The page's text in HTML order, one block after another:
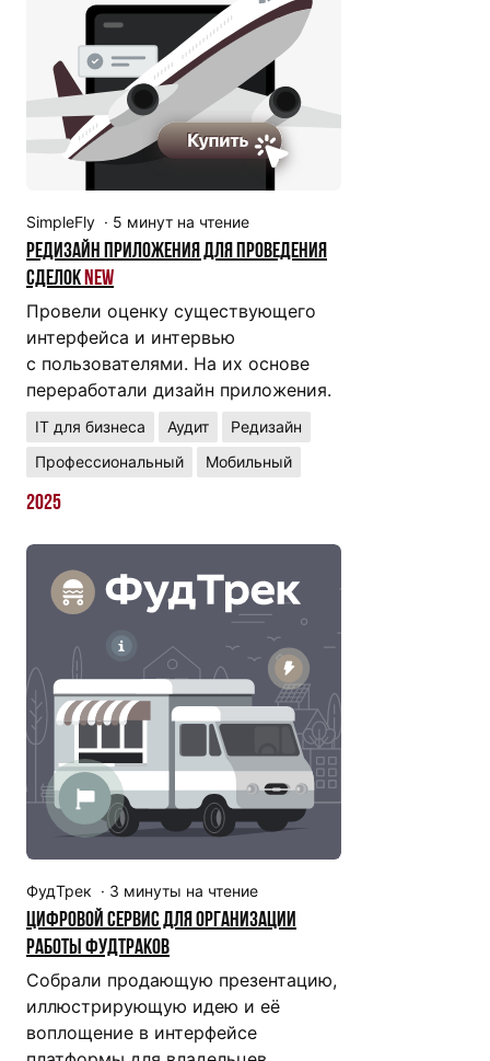
SimpleFly · 5 минут на чтение
Редизайн приложения для проведения
сделокNew
Провели оценку существующего
интерфейса и интервью
с пользователями. На их основе
переработали дизайн приложения.
IT для бизнеса Аудит
Редизайн
Профессиональный
Мобильный
2025
ФудТрек · 3 минуты на чтение
Цифровой сервис для организации
работы фудтраков
Собрали продающую презентацию,
иллюстрирующую идею и её
воплощение в интерфейсе